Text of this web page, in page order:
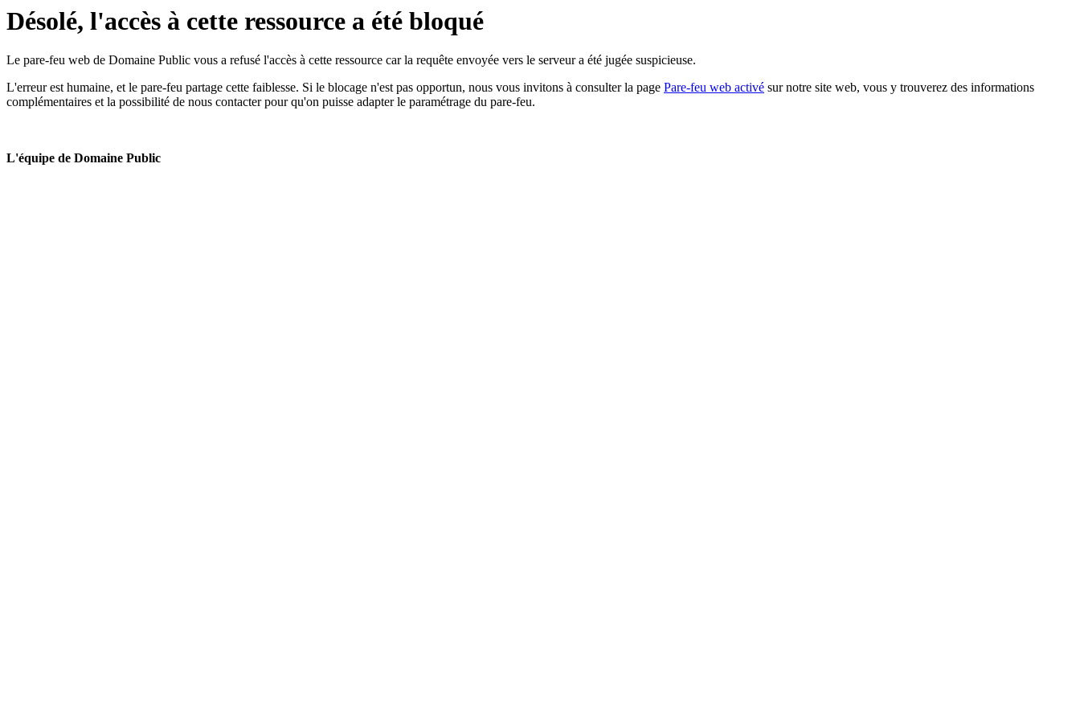
Désolé, l'accès à cette ressource a été bloqué
Le pare-feu web de Domaine Public vous a refusé l'accès à cette ressource car la requête envoyée vers le serveur a été jugée suspicieuse.
L'erreur est humaine, et le pare-feu partage cette faiblesse. Si le blocage n'est pas opportun, nous vous invitons à consulter la page Pare-feu web activé sur notre site web, vous y trouverez des informations
complémentaires et la possibilité de nous contacter pour qu'on puisse adapter le paramétrage du pare-feu.
L'équipe de Domaine Public